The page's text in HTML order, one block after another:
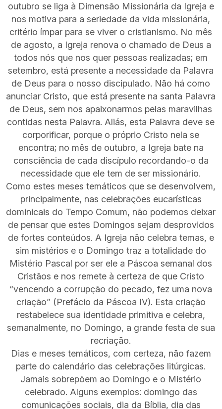
outubro se liga à Dimensão Missionária da Igreja e
nos motiva para a seriedade da vida missionária,
critério ímpar para se viver o cristianismo. No mês
de agosto, a Igreja renova o chamado de Deus a
todos nós que nos quer pessoas realizadas; em
setembro, está presente a necessidade da Palavra
de Deus para o nosso discipulado. Não há como
anunciar Cristo, que está presente na santa Palavra
de Deus, sem nos apaixonarmos pelas maravilhas
contidas nesta Palavra. Aliás, esta Palavra deve se
corporificar, porque o próprio Cristo nela se
encontra; no mês de outubro, a Igreja bate na
consciência de cada discípulo recordando-o da
necessidade que ele tem de ser missionário.
Como estes meses temáticos que se desenvolvem,
principalmente, nas celebrações eucarísticas
dominicais do Tempo Comum, não podemos deixar
de pensar que estes Domingos sejam desprovidos
de fortes conteúdos. A Igreja não celebra temas, e
sim mistérios e o Domingo traz a totalidade do
Mistério Pascal por ser ele a Páscoa semanal dos
Cristãos e nos remete à certeza de que Cristo
“vencendo a corrupção do pecado, fez uma nova
criação” (Prefácio da Páscoa IV). Esta criação
restabelece sua identidade primitiva e celebra,
semanalmente, no Domingo, a grande festa de sua
recriação.
Dias e meses temáticos, com certeza, não fazem
parte do calendário das celebrações litúrgicas.
Jamais sobrepõem ao Domingo e o Mistério
celebrado. Alguns exemplos: domingo das
comunicações sociais, dia da Bíblia, dia das